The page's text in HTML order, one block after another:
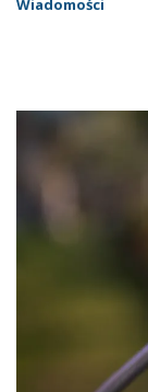
Wiadomości